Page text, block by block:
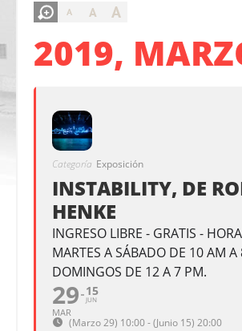
A A A
2019,
Categoría Exposición
INSTABILITY, DE
HENKE
INGRESO LIBRE - GRATIS -
MARTES A SÁBADO DE 10 AM A
DOMINGOS DE 12 A 7 PM.
29
MAR
15
JUN
(Marzo 29) 10:00 - (Junio 15) 20:00